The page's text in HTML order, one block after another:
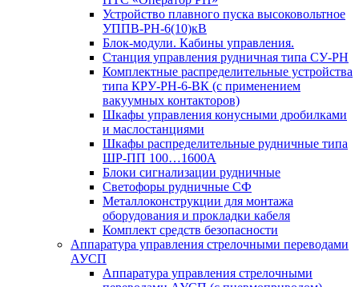
Устройство плавного пуска высоковольтное
УППВ-РН-6(10)кВ
Блок-модули. Кабины управления.
Станция управления рудничная типа СУ-РН
Комплектные распределительные устройства
типа КРУ-РН-6-ВК (с применением
вакуумных контакторов)
Шкафы управления конусными дробилками
и маслостанциями
Шкафы распределительные рудничные типа
ШР-ПП 100…1600А
Блоки сигнализации рудничные
Светофоры рудничные СФ
Металлоконструкции для монтажа
оборудования и прокладки кабеля
Комплект средств безопасности
Аппаратура управления стрелочными переводами
АУСП
Аппаратура управления стрелочными